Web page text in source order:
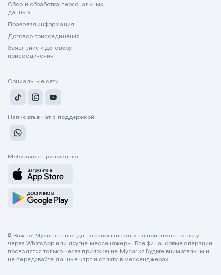
Сбор и обработка персональных
данных
Правовая информация
Договор присоединения
Заявление к договору
присоединения
Социальные сети
Написать в чат с поддержкой
Мобильное приложение
🔒 Важно! Mycar.kz никогда не запрашивает и не принимает оплату
через WhatsApp или другие мессенджеры. Все финансовые операции
проводятся только через приложение Mycar.kz Будьте внимательны и
не передавайте данные карт и оплату в мессенджерах.